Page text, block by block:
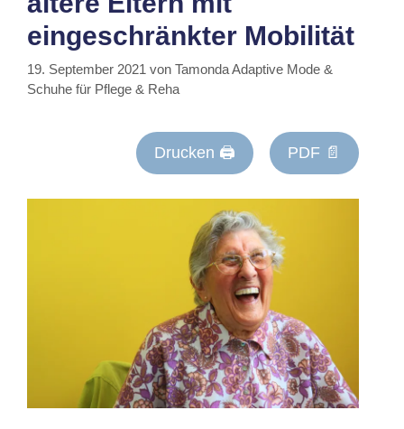
eingeschränkter Mobilität
19. September 2021 von Tamonda Adaptive Mode &
Schuhe für Pflege & Reha
Drucken 🖨 PDF 📄